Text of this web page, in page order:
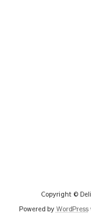
Copyright ©
Powered by WordPress